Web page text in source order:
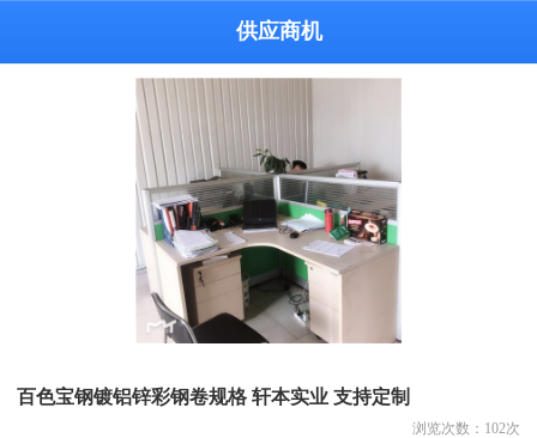
供应商机
百色宝钢镀铝锌彩钢卷规格 轩本实业 支持定制
浏览次数： 102次